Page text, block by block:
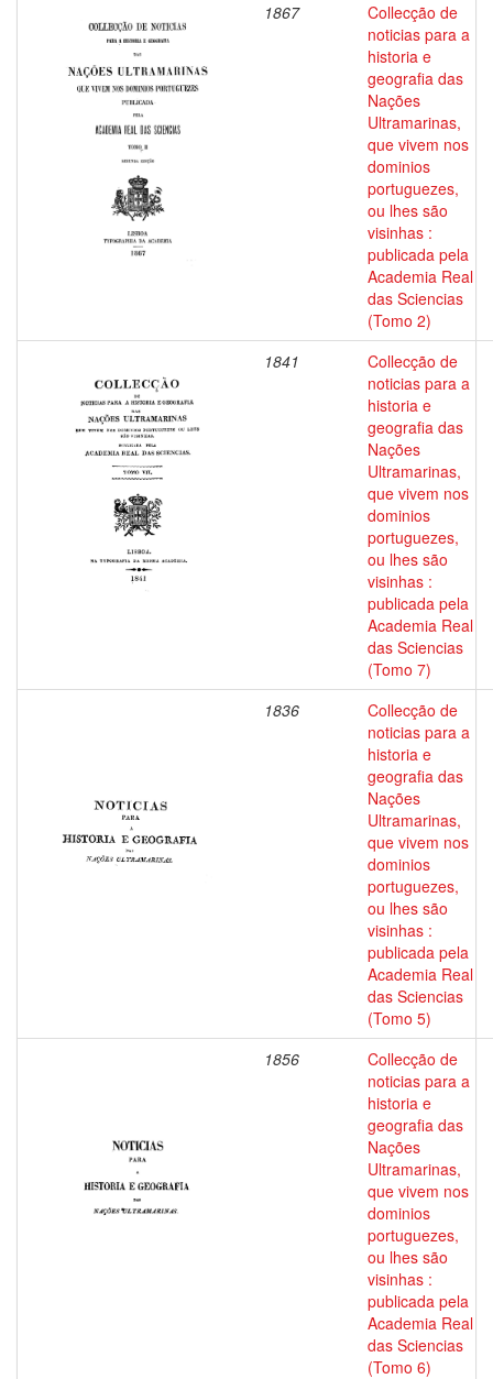
1867
Collecção de
noticias para a
historia e
geografia das
Nações
Ultramarinas,
que vivem nos
dominios
portuguezes,
ou lhes são
visinhas :
publicada pela
Academia Real
das Sciencias
(Tomo 2)
1841
Collecção de
noticias para a
historia e
geografia das
Nações
Ultramarinas,
que vivem nos
dominios
portuguezes,
ou lhes são
visinhas :
publicada pela
Academia Real
das Sciencias
(Tomo 7)
1836
Collecção de
noticias para a
historia e
geografia das
Nações
Ultramarinas,
que vivem nos
dominios
portuguezes,
ou lhes são
visinhas :
publicada pela
Academia Real
das Sciencias
(Tomo 5)
1856
Collecção de
noticias para a
historia e
geografia das
Nações
Ultramarinas,
que vivem nos
dominios
portuguezes,
ou lhes são
visinhas :
publicada pela
Academia Real
das Sciencias
(Tomo 6)